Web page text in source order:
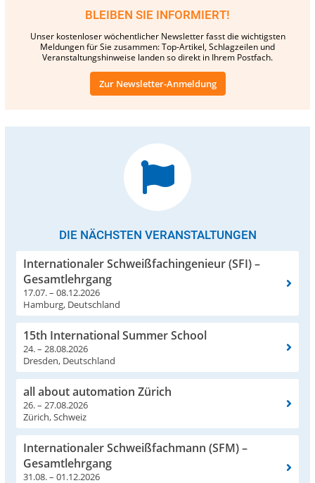
BLEIBEN SIE INFORMIERT!
Unser kostenloser wöchentlicher Newsletter fasst die wichtigsten
Meldungen für Sie zusammen: Top-Artikel, Schlagzeilen und
Veranstaltungshinweise landen so direkt in Ihrem Postfach.
Zur Newsletter-Anmeldung
DIE NÄCHSTEN VERANSTALTUNGEN
Internationaler Schweißfachingenieur (SFI) –
Gesamtlehrgang
17.07. – 08.12.2026
Hamburg, Deutschland
15th International Summer School
24. – 28.08.2026
Dresden, Deutschland
all about automation Zürich
26. – 27.08.2026
Zürich, Schweiz
Internationaler Schweißfachmann (SFM) –
Gesamtlehrgang
31.08. – 01.12.2026